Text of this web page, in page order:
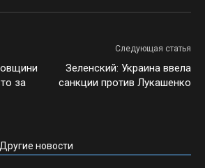
за
Следующая статья
Зеленский: Украина ввела
санкции против Лукашенко
Другие новости